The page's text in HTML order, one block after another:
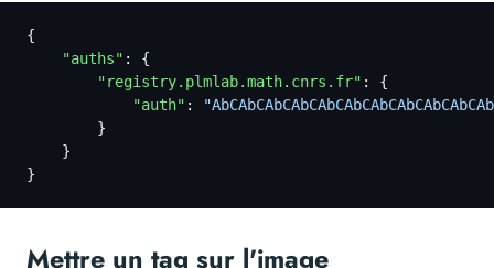
{
    "auths"
: {
        "registry.plmlab.math.cnrs.fr"
: {
            "auth"
:
        }
    }
}
Mettre un tag sur l'image